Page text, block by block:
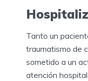
Tanto un
traumatismo de
sometido a un
atención